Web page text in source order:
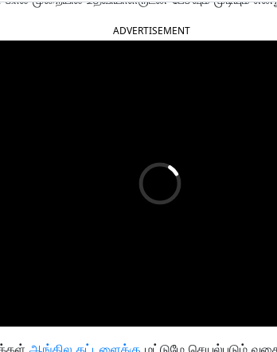
ADVERTISEMENT
ஆங்கில கட்டளைக்கு மட்டுமே செயல்படும்